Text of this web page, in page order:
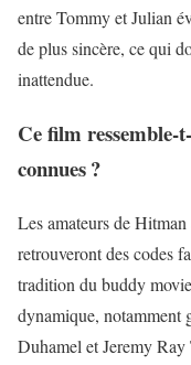
entre Tommy et Julian
de plus sincère, ce qui
inattendue.
Ce film ressemble-
connues ?
Les amateurs de
retrouveront des codes
tradition du buddy
dynamique, notamment
Duhamel et Jeremy Ray